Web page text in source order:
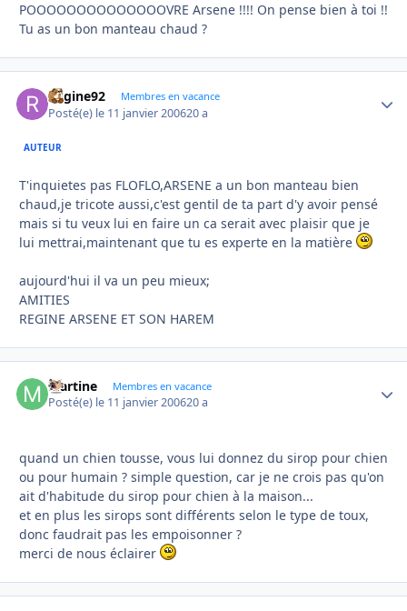
POOOOOOOOOOOOOOVRE Arsene !!!! On pense bien à toi !!
Tu as un bon manteau chaud ?
Regine92 Membres en vacance
Posté(e) le 11 janvier 200620 a
AUTEUR
T'inquietes pas FLOFLO,ARSENE a un bon manteau bien
chaud,je tricote aussi,c'est gentil de ta part d'y avoir pensé
mais si tu veux lui en faire un ca serait avec plaisir que je
lui mettrai,maintenant que tu es experte en la matière
aujourd'hui il va un peu mieux;
AMITIES
REGINE ARSENE ET SON HAREM
Martine Membres en vacance
Posté(e) le 11 janvier 200620 a
quand un chien tousse, vous lui donnez du sirop pour chien
ou pour humain ? simple question, car je ne crois pas qu'on
ait d'habitude du sirop pour chien à la maison...
et en plus les sirops sont différents selon le type de toux,
donc faudrait pas les empoisonner ?
merci de nous éclairer